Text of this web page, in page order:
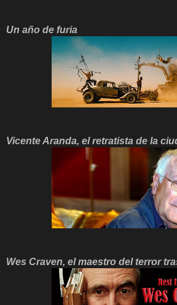
Un año de furia
Vicente Aranda, el retratista de la
Wes Craven, el maestro del terror